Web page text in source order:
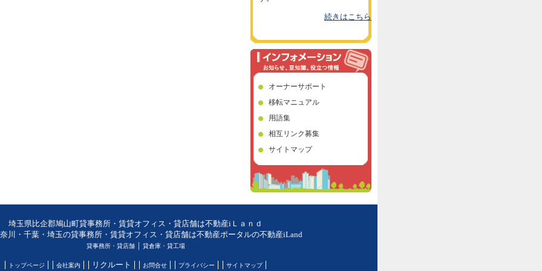
続きはこちら
オーナーサポート
移転マニュアル
用語集
相互リンク募集
サイトマップ
埼玉県比企郡鳩山町貸事務所・賃貸オフィス・貸店舗は不動産iＬａｎｄ
川・千葉・埼玉の貸事務所・賃貸オフィス・貸店舗は不動産ポータルの不動産iLand
貸事務所・貸店舗｜ 貸倉庫・貸工場
トップページ 会社案内 リクルート お問合せ プライバシー サイトマップ